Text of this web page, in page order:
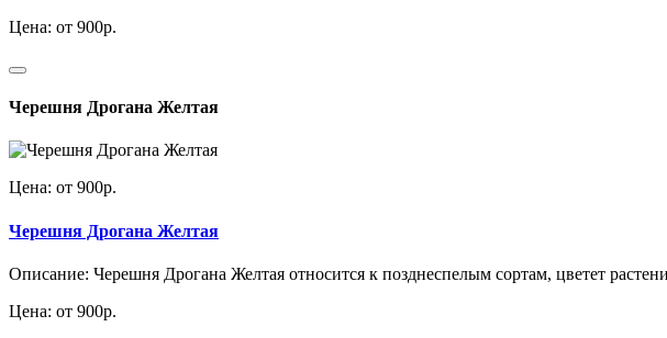
Цена: от 900р.
Черешня Дрогана Желтая
Цена: от 900р.
Черешня Дрогана Желтая
Описание: Черешня Дрогана Желтая относится к позднеспелым сортам, цветет
Цена: от 900р.